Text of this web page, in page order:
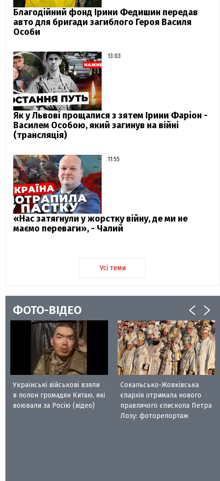
Благодійний фонд Ірини Федишин передав
авто для бригади загиблого Героя Василя
Особи
13:03
Як у Львові прощалися з зятем Ірини Фаріон -
Василем Особою, який загинув на війні
(трансляція)
11:55
«Нас затягнули у жорстку війну, де ми не
маємо переваги», - Чалий
Усі теми
ФОТО-ВІДЕО
Українські військові взяли
в полон громадян Китаю, які
воювали за Росію (відео)
Сокальсько-Жовківська
єпархія отримала нового
правлячого єпископа Петра
Лозу: фоторепортаж